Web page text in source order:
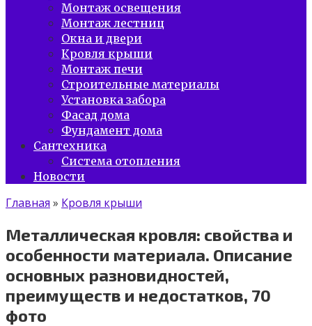
Монтаж освещения
Монтаж лестниц
Окна и двери
Кровля крыши
Монтаж печи
Строительные материалы
Установка забора
Фасад дома
Фундамент дома
Сантехника
Система отопления
Новости
Главная » Кровля крыши
Металлическая кровля: свойства и
особенности материала. Описание
основных разновидностей,
преимуществ и недостатков, 70
фото